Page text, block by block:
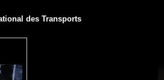
des Transports